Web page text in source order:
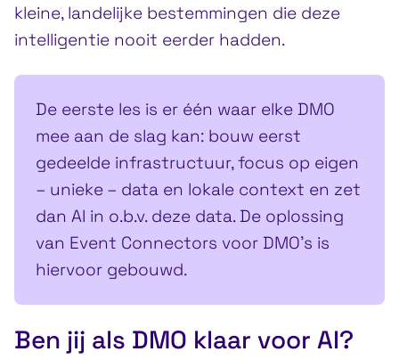
kleine, landelijke bestemmingen die deze
intelligentie nooit eerder hadden.
De eerste les is er één waar elke DMO
mee aan de slag kan: bouw eerst
gedeelde infrastructuur, focus op eigen
– unieke – data en lokale context en zet
dan AI in o.b.v. deze data. De oplossing
van Event Connectors voor DMO’s is
hiervoor gebouwd.
Ben jij als DMO klaar voor AI?